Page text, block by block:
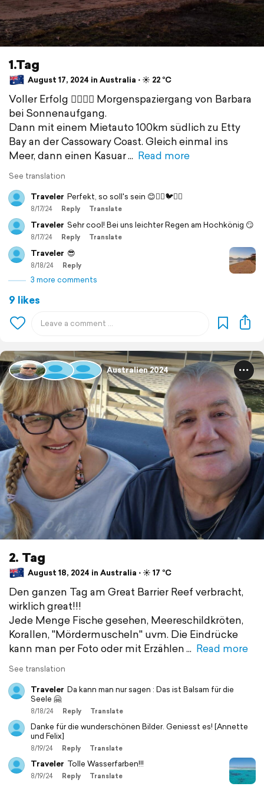
1.Tag
August 17, 2024 in Australia ⋅ ☀️ 22 °C
Voller Erfolg 👍🏻👍🏻 Morgenspaziergang von Barbara
bei Sonnenaufgang.
Dann mit einem Mietauto 100km südlich zu Etty
Bay an der Cassowary Coast. Gleich einmal ins
Meer, dann einen Kasuar
Read more
See translation
Traveler Perfekt, so soll's sein 😊🏊‍♀️🐦🌊⛱️
8/17/24 Reply Translate
Traveler Sehr cool! Bei uns leichter Regen am Hochkönig 😏
8/17/24 Reply Translate
Traveler 😎
8/18/24 Reply
3 more comments
9 likes
Australien 2024
2. Tag
August 18, 2024 in Australia ⋅ ☀️ 17 °C
Den ganzen Tag am Great Barrier Reef verbracht,
wirklich great!!!
Jede Menge Fische gesehen, Meereschildkröten,
Korallen, "Mördermuscheln" uvm. Die Eindrücke
kann man per Foto oder mit Erzählen
Read more
See translation
Traveler Da kann man nur sagen : Das ist Balsam für die
Seele 🤗
8/18/24 Reply Translate
Danke für die wunderschönen Bilder. Geniesst es! [Annette
und Felix]
8/19/24 Reply Translate
Traveler Tolle Wasserfarben!!!
8/19/24 Reply Translate